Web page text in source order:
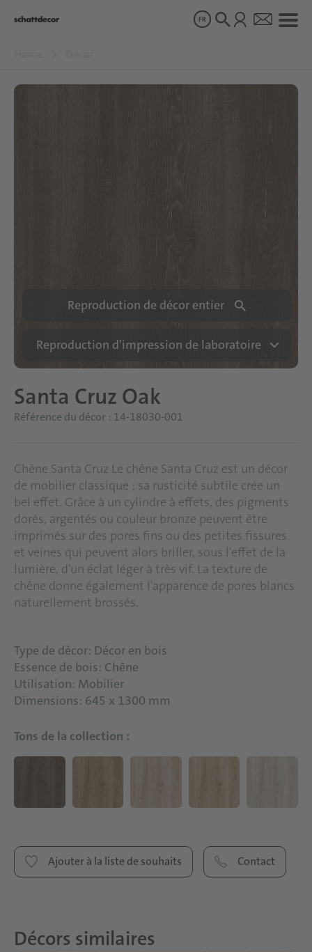
FR
Reproduction de décor entier
Reproduction d'impression de laboratoire
Santa Cruz Oak
Référence du décor : 14-18030-001
Chêne Santa Cruz Le chêne Santa Cruz est un décor
de mobilier classique ; sa rusticité subtile crée un
bel effet. Grâce à un cylindre à effets, des pigments
dorés, argentés ou couleur bronze peuvent être
imprimés sur des pores fins ou des petites fissures
et veines qui peuvent alors briller, sous l'effet de la
lumière, d'un éclat léger à très vif. La texture de
chêne donne également l'apparence de pores blancs
naturellement brossés.
Type de décor: Décor en bois
Essence de bois: Chêne
Utilisation: Mobilier
Dimensions: 645 x 1300 mm
Tons de la collection :
Ajouter à la liste de souhaits Contact
Décors similaires